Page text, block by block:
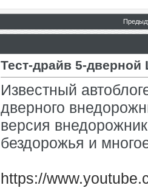
Тест-драйв 5-дверной
Известный
дверного
версия
бездорожья и
https://